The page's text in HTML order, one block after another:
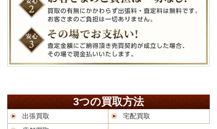
3つの買取方法
出張買取
宅配買取